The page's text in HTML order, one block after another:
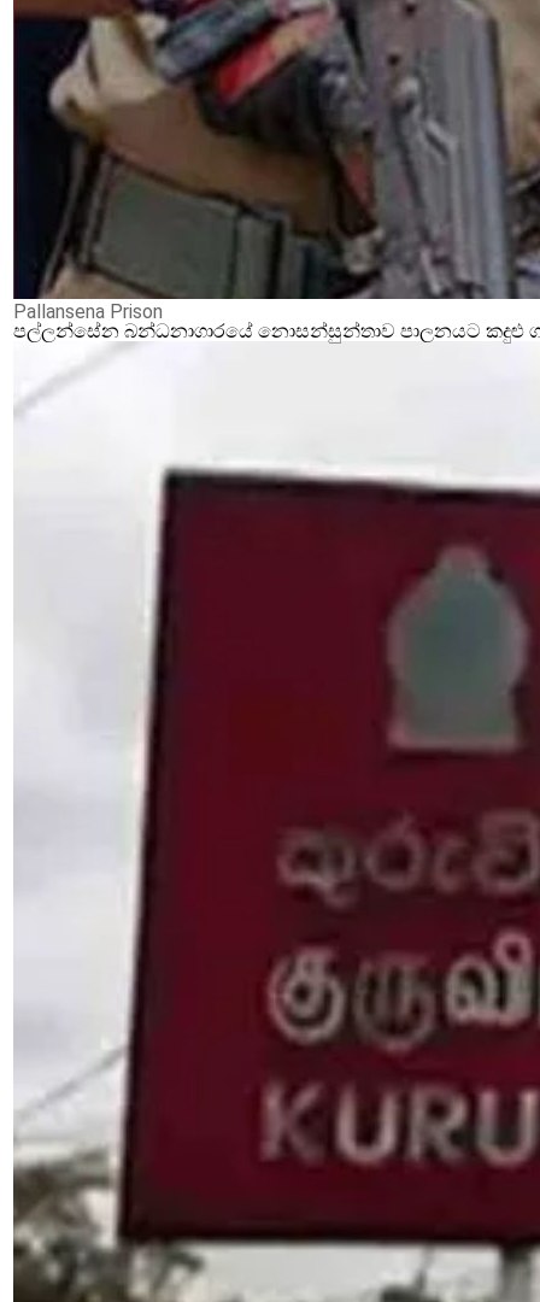
Pallansena Prison
පල්ලන්සේන බන්ධනාගාරයේ නොසන්සුන්තාව පාලනයට කදුළු